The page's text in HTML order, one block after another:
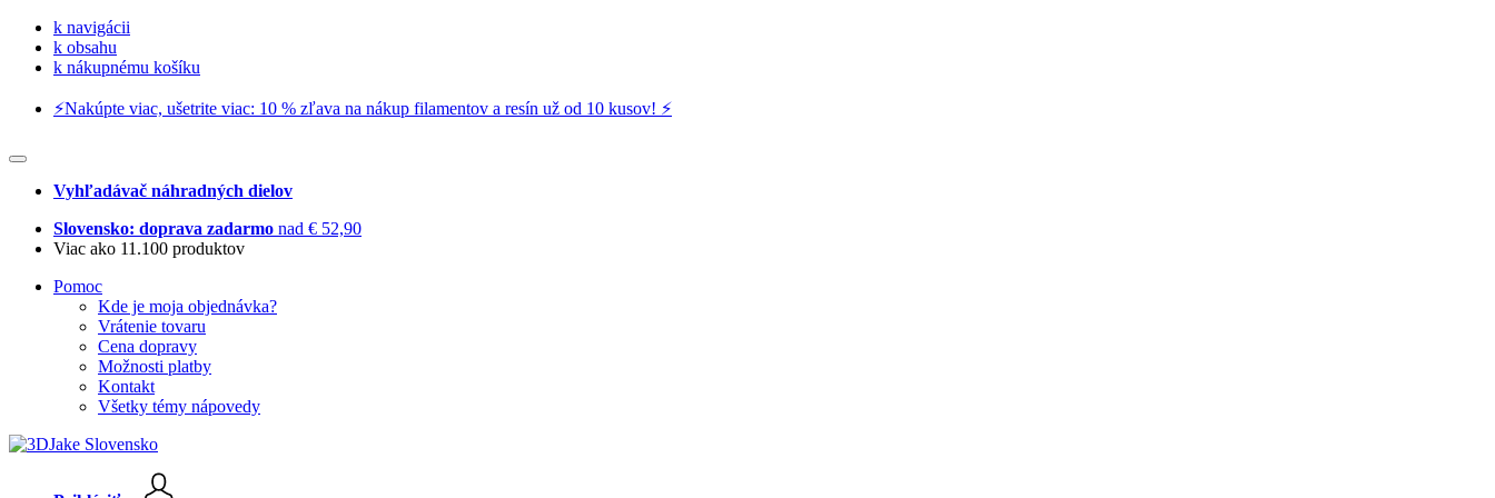
k navigácii
k obsahu
k nákupnému košíku
⚡️Nakúpte viac, ušetrite viac: 10 % zľava na nákup filamentov a resín už od 10 kusov! ⚡️
Vyhľadávač náhradných dielov
Slovensko: doprava zadarmo nad € 52,90
Viac ako 11.100 produktov
Pomoc
Kde je moja objednávka?
Vrátenie tovaru
Cena dopravy
Možnosti platby
Kontakt
Všetky témy nápovedy